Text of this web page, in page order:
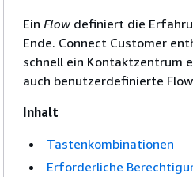
Ein Flow definiert die
Ende. Connect Customer
schnell ein Kontaktzentrum
auch benutzerdefinierte
Inhalt
Tastenkombinationen
Erforderliche